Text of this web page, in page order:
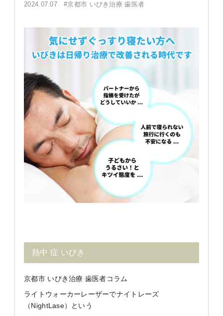
2024.07.07#京都市 いびき治療 歯医者
熱中 症 いびき
京都市 いびき治療 歯医者コラム
ライトウォーカーレーザーでナイトレーズ
（NightLase）という